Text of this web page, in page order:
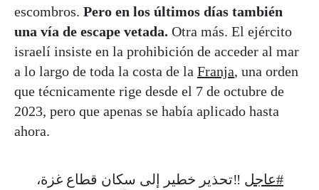
escombros. Pero en los últimos días también
una vía de escape vetada. Otra más. El ejército
israelí insiste en la prohibición de acceder al mar
a lo largo de toda la costa de la Franja, una orden
que técnicamente rige desde el 7 de octubre de
2023, pero que apenas se había aplicado hasta
ahora.
#عاجل ‼️تحذير خطير إلى سكان قطاع غزة،